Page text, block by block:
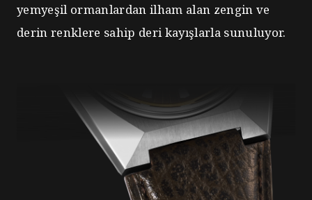
yemyeşil ormanlardan ilham alan zengin ve
derin renklere sahip deri kayışlarla sunuluyor.